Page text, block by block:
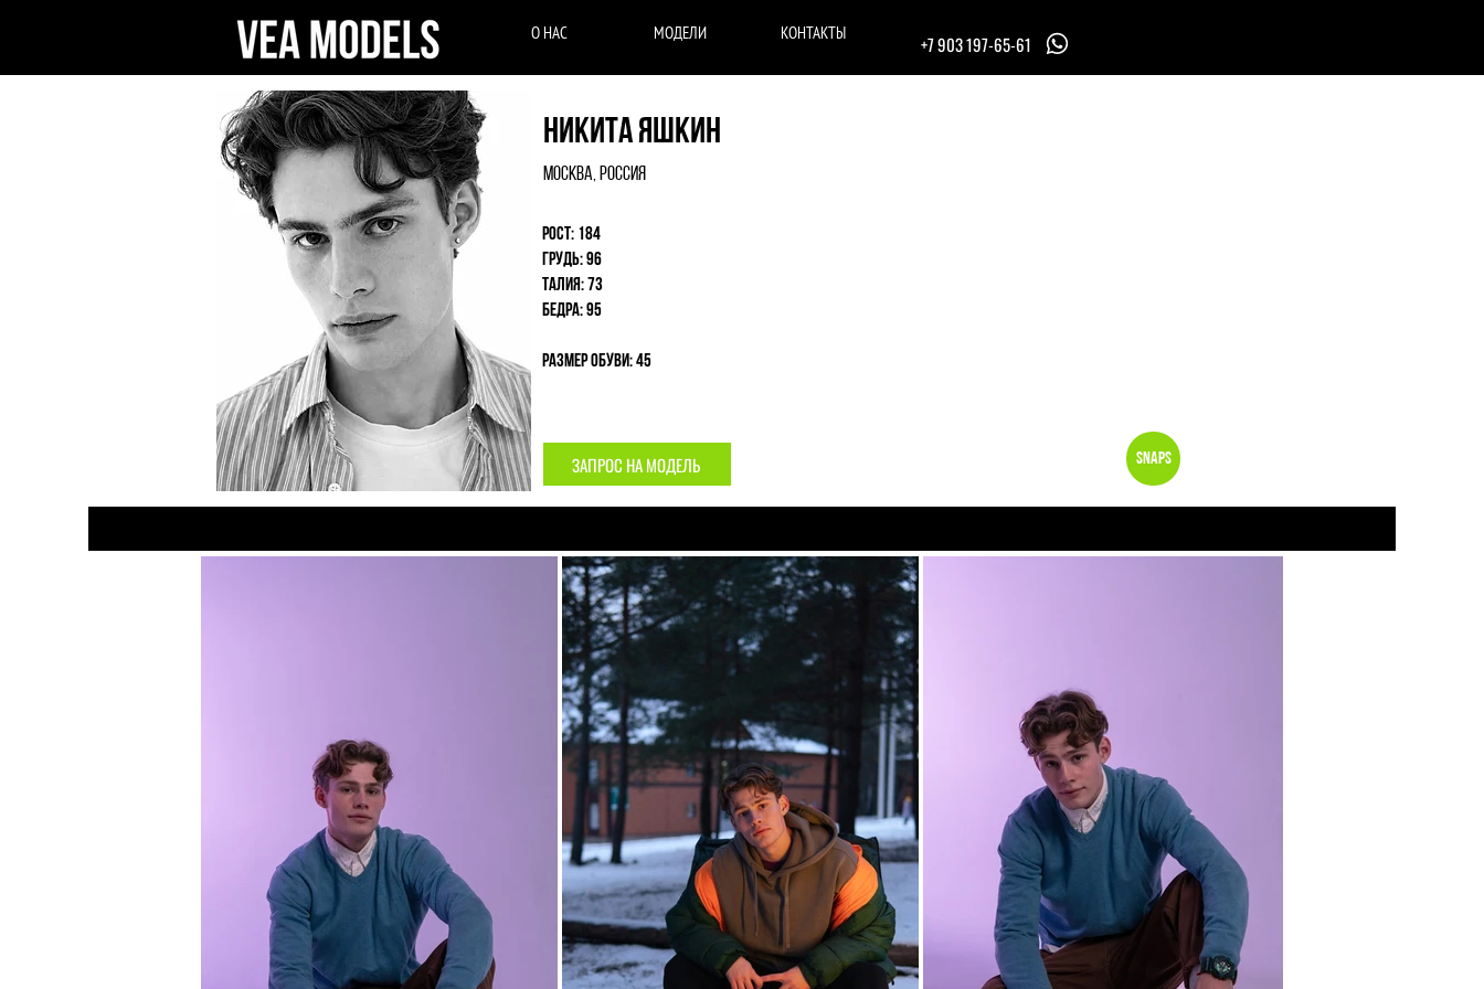
О НАС МОДЕЛИ КОНТАКТЫ +7 903 197-65-61
Никита Яшкин
Москва, Россия
Рост: 184
Грудь: 96
Талия: 73
Бедра: 95
Размер обуви: 45
ЗАПРОС НА МОДЕЛЬ Snaps